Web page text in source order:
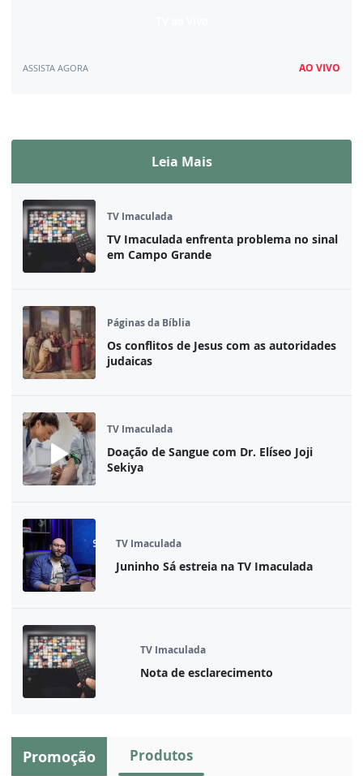
ASSISTA AGORA AO VIVO
Leia Mais
TV Imaculada
TV Imaculada enfrenta problema no sinal
em Campo Grande
Páginas da Bíblia
Os conflitos de Jesus com as autoridades
judaicas
TV Imaculada
Doação de Sangue com Dr. Elíseo Joji
Sekiya
TV Imaculada
Juninho Sá estreia na TV Imaculada
TV Imaculada
Nota de esclarecimento
Promoção Produtos